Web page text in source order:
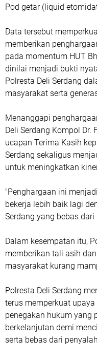
Pod getar (liquid
Data tersebut
memberikan
pada momentum HUT
dinilai menjadi bukti
Polresta Deli Serdang
masyarakat serta
Menanggapi
Deli Serdang Kompol Dr.
ucapan Terima Kasih
Serdang sekaligus
untuk meningkatkan
"Penghargaan ini
bekerja lebih baik lagi
Serdang yang bebas dari
Dalam kesempatan itu,
memberikan tali asih
masyarakat kurang
Polresta Deli Serdang
terus memperkuat
penegakan hukum yang
berkelanjutan demi
serta bebas dari